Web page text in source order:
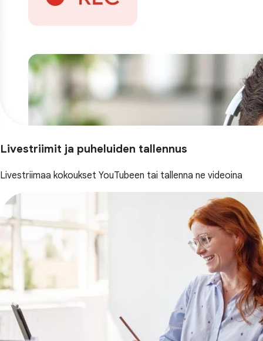
Livestriimit ja puheluiden tallennus
Livestriimaa kokoukset YouTubeen tai tallenna ne videoina